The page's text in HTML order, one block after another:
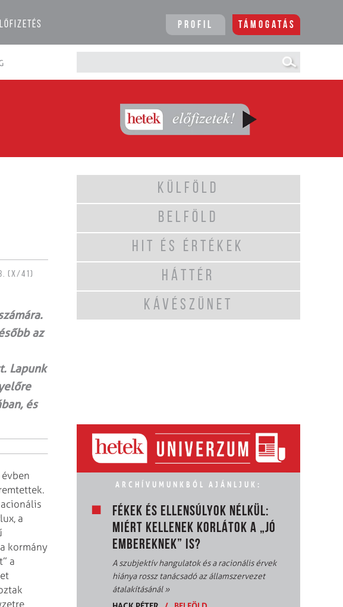
Profil Támogatás
(X/41)
az
Lapunk
és
a
kormány
a
KÜLFÖLD
BELFÖLD
HIT ÉS ÉRTÉKEK
HÁTTÉR
KÁVÉSZÜNET
ARCHÍVUMUNKBÓL AJÁNLJUK:
FÉKEK ÉS ELLENSÚLYOK NÉLKÜL:
MIÉRT KELLENEK KORLÁTOK A „JÓ
EMBEREKNEK” IS?
A szubjektív hangulatok és a racionális érvek
hiánya rossz tanácsadó az államszervezet
átalakításánál»